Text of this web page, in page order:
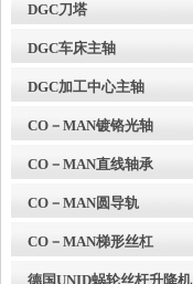
DGC刀塔
DGC车床主轴
DGC加工中心主轴
CO－MAN镀铬光轴
CO－MAN直线轴承
CO－MAN圆导轨
CO－MAN梯形丝杠
德国UNID蜗轮丝杆升降机